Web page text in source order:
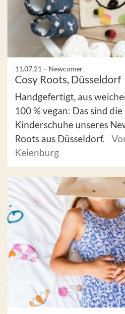
11.07.21 – Newcomer
Cosy Roots, Düsseldorf
Handgefertigt, aus
100 % vegan: Das sind
Kinderschuhe unseres
Roots aus Düsseldorf.
Keienburg